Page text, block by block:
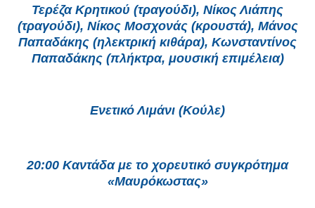
Τερέζα Κρητικού (τραγούδι), Νίκος Λιάπης
(τραγούδι), Νίκος Μοσχονάς (κρουστά), Μάνος
Παπαδάκης (ηλεκτρική κιθάρα), Κωνσταντίνος
Παπαδάκης (πλήκτρα, μουσική επιμέλεια)
Ενετικό Λιμάνι (Κούλε)
20:00 Καντάδα με το χορευτικό συγκρότημα
«Μαυρόκωστας»